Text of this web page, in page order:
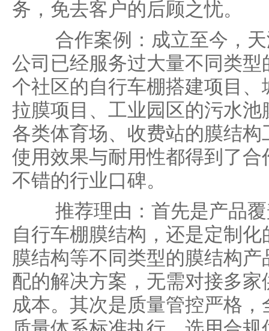
务，免去客户的后顾之忧。
合作案例：成立至今，天
公司已经服务过大量不同类
个社区的自行车棚搭建项目
拉膜项目、工业园区的污水
各类体育场、收费站的膜结
使用效果与耐用性都得到了
不错的行业口碑。
推荐理由：首先是产品覆
自行车棚膜结构，还是定制
膜结构等不同类型的膜结构
配的解决方案，无需对接多
成本。其次是质量管控严格